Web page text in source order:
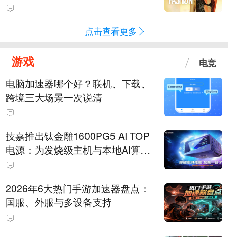
点击查看更多
游戏 电竞
电脑加速器哪个好？联机、下载、
跨境三大场景一次说清
技嘉推出钛金雕1600PG5 AI TOP
电源：为发烧级主机与本地AI算力
打造旗舰供电方案
2026年6大热门手游加速器盘点：
国服、外服与多设备支持